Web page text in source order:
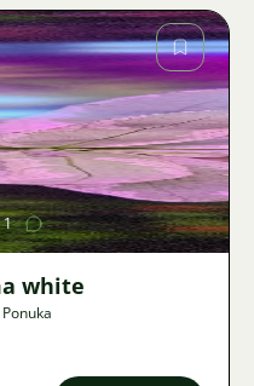
1
white
Ponuka